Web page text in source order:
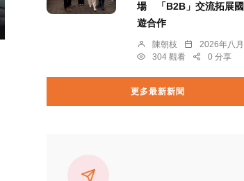
場 「B2B」交流拓展
遊合作
陳朝枝
2026年八
304 觀看
0 分享
更多最新新聞